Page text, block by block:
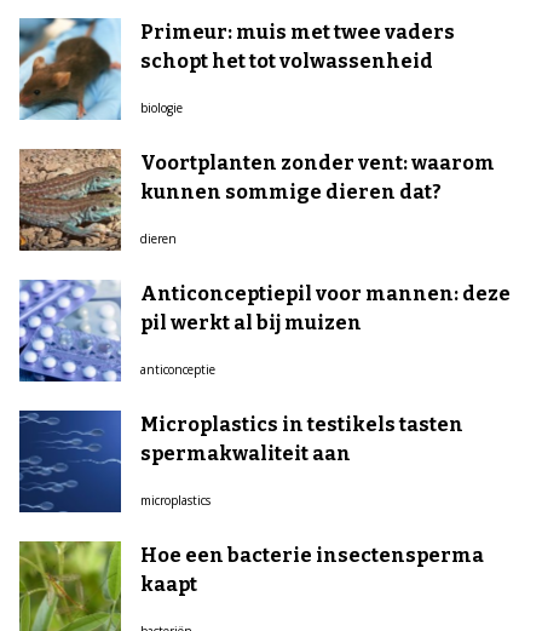
Primeur: muis met twee vaders
schopt het tot volwassenheid
biologie
Voortplanten zonder vent: waarom
kunnen sommige dieren dat?
dieren
Anticonceptiepil voor mannen: deze
pil werkt al bij muizen
anticonceptie
Microplastics in testikels tasten
spermakwaliteit aan
microplastics
Hoe een bacterie insectensperma
kaapt